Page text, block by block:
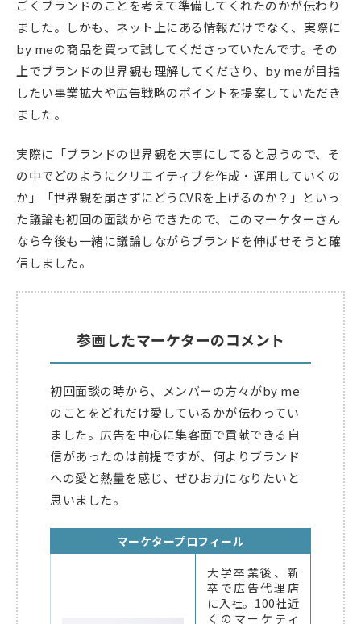
ごくブランドのことを考えて準備してくれたのかが伝わり
ました。しかも、ネット上にある情報だけでなく、実際に
by meの商品を買って試してくださっていたんです。その
上でブランドの世界観も理解してくださり、by meが目指
したい事業拡大や広告戦略のポイントを提案していただき
ました。
実際に「ブランドの世界観を大事にしてると思うので、そ
の中でどのようにクリエイティブを作成・運用していくの
か」「世界観を崩さずにどうCVRを上げるのか？」といっ
た議論も初回の面談からできたので、このマーケターさん
なら今後も一緒に議論しながらブランドを伸ばせそうと確
信しました。
参画したマーケターのコメント
初回面談の時から、メンバーの方々がby me
のことをどれだけ愛しているかが伝わってい
ました。広告を中心に集客面で貢献できる自
信があったのは前提ですが、何よりブランド
への愛と熱量を感じ、ぜひお力になりたいと
思いました。
マーケタープロフィール
大学卒業後、新
卒で広告代理店
に入社。100社近
くのマーケティ